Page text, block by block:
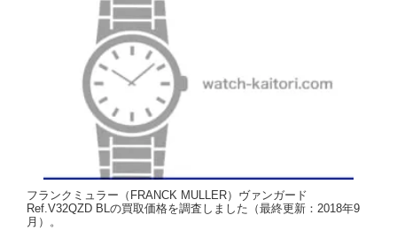
フランクミュラー（FRANCK MULLER）ヴァンガード
Ref.V32QZD BLの買取価格を調査しました（最終更新：2018年9
月）。